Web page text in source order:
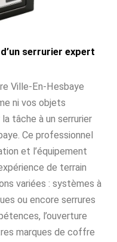
serrurier expert
Ville-En-Hesbaye
ni vos objets
tâche à un serrurier
Ce professionnel
et l’équipement
de terrain
variées : systèmes à
ou encore serrures
l’ouverture
marques de coffre